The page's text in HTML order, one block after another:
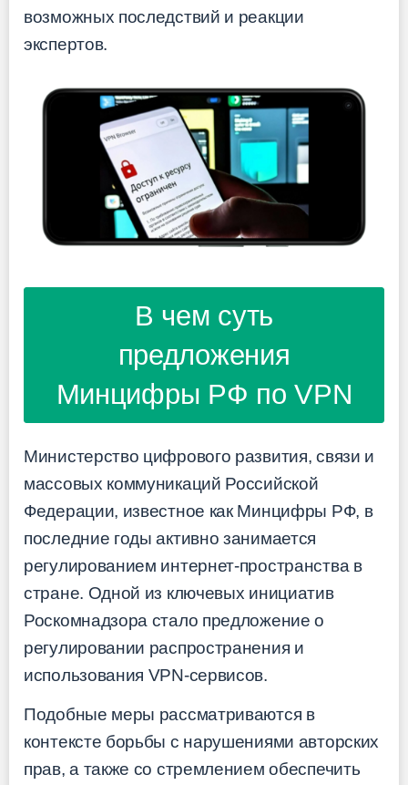
возможных последствий и реакции
экспертов.
В чем суть
предложения
Минцифры РФ по VPN
Министерство цифрового развития, связи и
массовых коммуникаций Российской
Федерации, известное как Минцифры РФ, в
последние годы активно занимается
регулированием интернет-пространства в
стране. Одной из ключевых инициатив
Роскомнадзора стало предложение о
регулировании распространения и
использования VPN-сервисов.
Подобные меры рассматриваются в
контексте борьбы с нарушениями авторских
прав, а также со стремлением обеспечить